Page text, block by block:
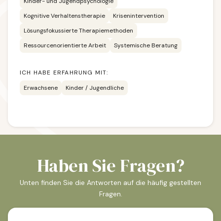
Kognitive Verhaltenstherapie
Krisenintervention
Lösungsfokussierte Therapiemethoden
Ressourcenorientierte Arbeit
Systemische Beratung
ICH HABE ERFAHRUNG MIT:
Erwachsene
Kinder / Jugendliche
Haben Sie Fragen?
Unten finden Sie die Antworten auf die häufig gestellten
Fragen.